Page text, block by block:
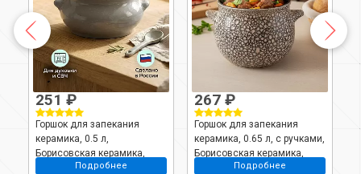
251 ₽
Горшок для запекания
керамика, 0.5 л,
Борисовская керамика,
Лакомка Мираж,
Подробнее
267 ₽
Горшок для запекания
керамика, 0.65 л, с ручками,
Борисовская керамика,
Пиканто Мрамор,
Подробнее